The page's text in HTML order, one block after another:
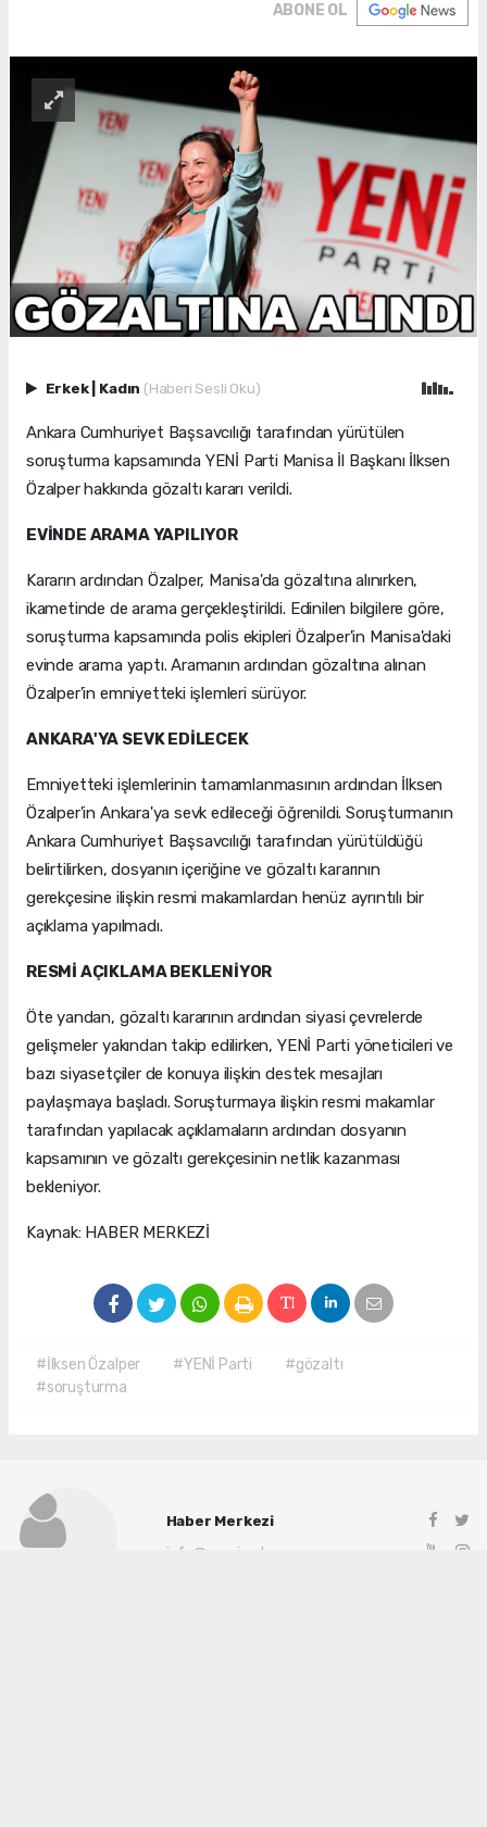
ABONE OL
Erkek Kadın (Haberi Sesli Oku)
Ankara Cumhuriyet Başsavcılığı tarafından yürütülen
soruşturma kapsamında YENİ Parti Manisa İl Başkanı İlksen
Özalper hakkında gözaltı kararı verildi.
EVİNDE ARAMA YAPILIYOR
Kararın ardından Özalper, Manisa'da gözaltına alınırken,
ikametinde de arama gerçekleştirildi. Edinilen bilgilere göre,
soruşturma kapsamında polis ekipleri Özalper'in Manisa'daki
evinde arama yaptı. Aramanın ardından gözaltına alınan
Özalper'in emniyetteki işlemleri sürüyor.
ANKARA'YA SEVK EDİLECEK
Emniyetteki işlemlerinin tamamlanmasının ardından İlksen
Özalper'in Ankara'ya sevk edileceği öğrenildi. Soruşturmanın
Ankara Cumhuriyet Başsavcılığı tarafından yürütüldüğü
belirtilirken, dosyanın içeriğine ve gözaltı kararının
gerekçesine ilişkin resmi makamlardan henüz ayrıntılı bir
açıklama yapılmadı.
RESMİ AÇIKLAMA BEKLENİYOR
Öte yandan, gözaltı kararının ardından siyasi çevrelerde
gelişmeler yakından takip edilirken, YENİ Parti yöneticileri ve
bazı siyasetçiler de konuya ilişkin destek mesajları
paylaşmaya başladı. Soruşturmaya ilişkin resmi makamlar
tarafından yapılacak açıklamaların ardından dosyanın
kapsamının ve gözaltı gerekçesinin netlik kazanması
bekleniyor.
Kaynak: HABER MERKEZİ
#İlksen Özalper #YENİ Parti
#gözaltı
#soruşturma
Haber Merkezi
info@manisadenge.com